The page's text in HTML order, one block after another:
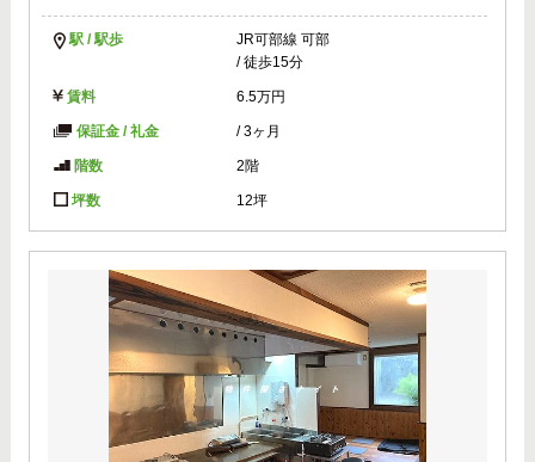
駅 / 駅歩
JR可部線 可部
/ 徒歩15分
賃料 6.5万円
保証金 / 礼金 /3ヶ月
階数 2階
坪数 12坪